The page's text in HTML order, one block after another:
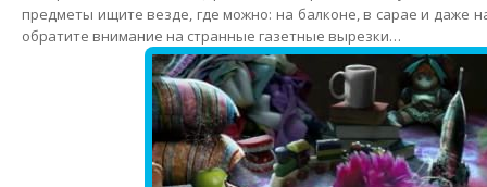
предметы ищите везде, где можно: на балконе, в сарае и даже
обратите внимание на странные газетные вырезки…